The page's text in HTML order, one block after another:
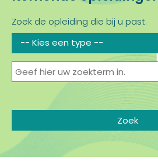
Zoek de opleiding die bij u past.
-- Kies een type --